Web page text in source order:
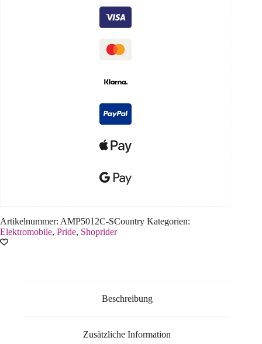
Artikelnummer: AMP5012C-SCountry Kategorien:
Elektromobile, Pride, Shoprider
Beschreibung
Zusätzliche Information